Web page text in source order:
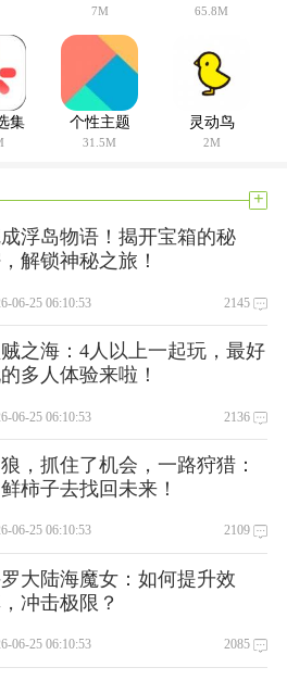
7M 65.8M
集 个性主题
31.5M
灵动鸟
2M
+
浮岛物语！揭开宝箱的秘
解锁神秘之旅！
06-25 06:10:53 2145
之海：4人以上一起玩，最好
多人体验来啦！
06-25 06:10:53 2136
，抓住了机会，一路狩猎：
柿子去找回未来！
06-25 06:10:53 2109
大陆海魔女：如何提升效
冲击极限？
06-25 06:10:53 2085